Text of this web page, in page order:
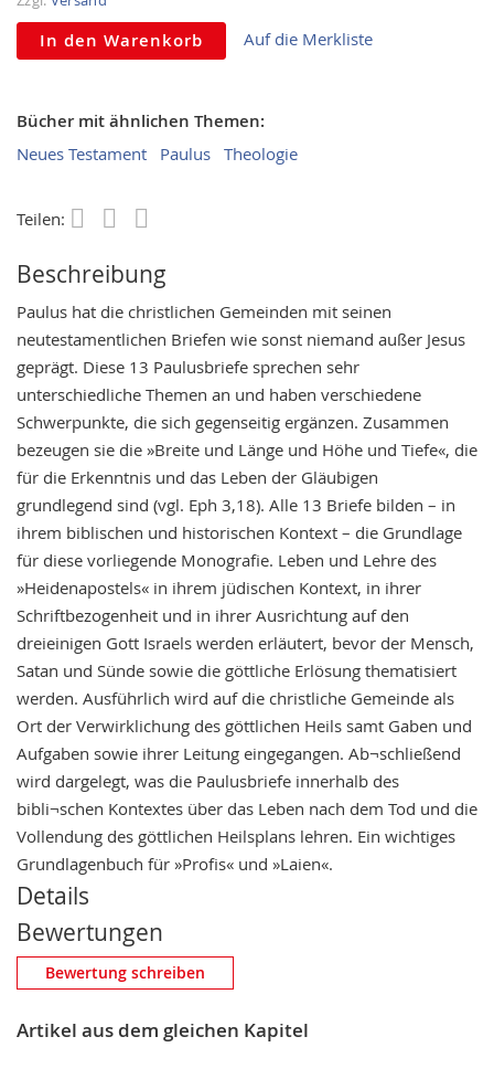
In den Warenkorb Auf die Merkliste
Bücher mit ähnlichen Themen:
Neues Testament Paulus Theologie
Teilen:
Beschreibung
Paulus hat die christlichen Gemeinden mit seinen
neutestamentlichen Briefen wie sonst niemand außer Jesus
geprägt. Diese 13 Paulusbriefe sprechen sehr
unterschiedliche Themen an und haben verschiedene
Schwerpunkte, die sich gegenseitig ergänzen. Zusammen
bezeugen sie die »Breite und Länge und Höhe und Tiefe«, die
für die Erkenntnis und das Leben der Gläubigen
grundlegend sind (vgl. Eph 3,18). Alle 13 Briefe bilden – in
ihrem biblischen und historischen Kontext – die Grundlage
für diese vorliegende Monografie. Leben und Lehre des
»Heidenapostels« in ihrem jüdischen Kontext, in ihrer
Schriftbezogenheit und in ihrer Ausrichtung auf den
dreieinigen Gott Israels werden erläutert, bevor der Mensch,
Satan und Sünde sowie die göttliche Erlösung thematisiert
werden. Ausführlich wird auf die christliche Gemeinde als
Ort der Verwirklichung des göttlichen Heils samt Gaben und
Aufgaben sowie ihrer Leitung eingegangen. Ab¬schließend
wird dargelegt, was die Paulusbriefe innerhalb des
bibli¬schen Kontextes über das Leben nach dem Tod und die
Vollendung des göttlichen Heilsplans lehren. Ein wichtiges
Grundlagenbuch für »Profis« und »Laien«.
Details
Bewertungen
Eigene Bewertung schreiben
Nickname
Bewertung schreiben
Artikel aus dem gleichen Kapitel